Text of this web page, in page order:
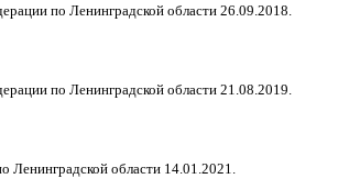
по Ленинградской области 26.09.2018.
по Ленинградской области 21.08.2019.
области 14.01.2021.